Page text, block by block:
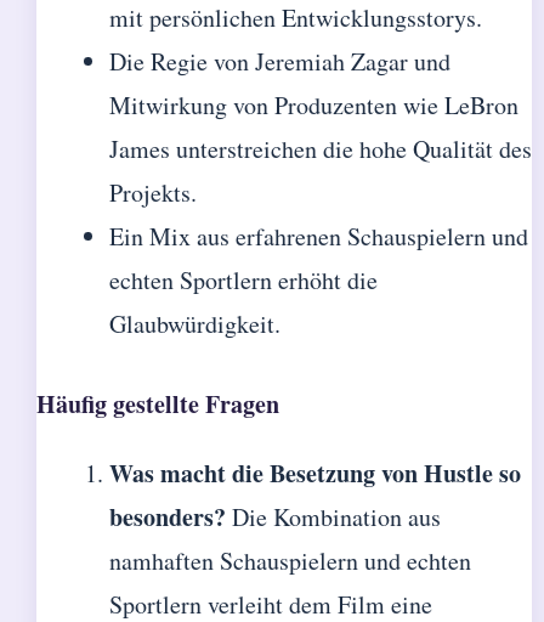
mit persönlichen Entwicklungsstorys.
Die Regie von Jeremiah Zagar und
Mitwirkung von Produzenten wie LeBron
James unterstreichen die hohe Qualität des
Projekts.
Ein Mix aus erfahrenen Schauspielern und
echten Sportlern erhöht die
Glaubwürdigkeit.
Häufig gestellte Fragen
Was macht die Besetzung von Hustle so
besonders? Die Kombination aus
namhaften Schauspielern und echten
Sportlern verleiht dem Film eine